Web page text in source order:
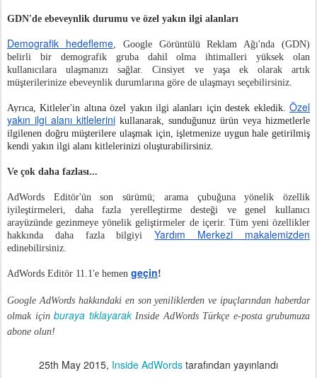
GDN'de ebeveynlik durumu ve özel yakın ilgi alanları
Demografik hedefleme, Google Görüntülü Reklam Ağı'nda (GDN)
belirli bir demografik gruba dahil olma ihtimalleri yüksek olan
kullanıcılara ulaşmanızı sağlar. Cinsiyet ve yaşa ek olarak artık
müşterilerinize ebeveynlik durumlarına göre de ulaşmayı seçebilirsiniz.
Ayrıca, Kitleler'in altına özel yakın ilgi alanları için destek ekledik. Özel
yakın ilgi alanı kitlelerini kullanarak, sunduğunuz ürün veya hizmetlerle
ilgilenen doğru müşterilere ulaşmak için, işletmenize uygun hale getirilmiş
kendi yakın ilgi alanı kitlelerinizi oluşturabilirsiniz.
Ve çok daha fazlası...
AdWords Editör'ün son sürümü; arama çubuğuna yönelik özellik
iyileştirmeleri, daha fazla yerelleştirme desteği ve genel kullanıcı
arayüzünde gezinmeye yönelik geliştirmeler de içerir. Tüm yeni özellikler
hakkında daha fazla bilgiyi Yardım Merkezi makalemizden
edinebilirsiniz.
AdWords Editör 11.1'e hemen geçin!
Google AdWords hakkındaki en son yeniliklerden ve ipuçlarından haberdar
olmak için buraya tıklayarakInside AdWords Türkçe e-posta grubumuza
abone olun!
25th May 2015, Inside AdWords tarafından yayınlandı